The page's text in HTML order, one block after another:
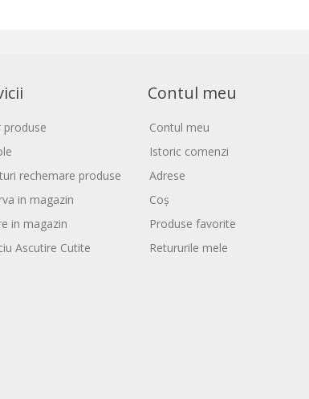
produse
rechemare produse
in magazin
in magazin
Ascutire Cutite
Contul meu
Contul meu
Istoric comenzi
Adrese
Coș
Produse favorite
Retururile mele